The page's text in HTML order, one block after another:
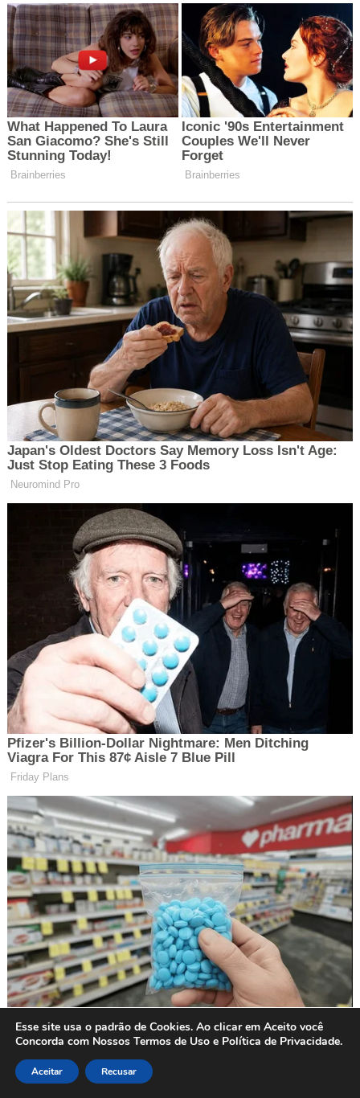
Esse site usa o padrão de Cookies. Ao clicar em Aceito você
Concorda com Nossos Termos de Uso e Política de Privacidade.
Aceitar Recusar